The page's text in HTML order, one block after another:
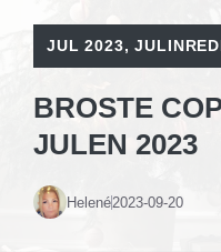
JUL 2023,
BROSTE
JULEN 2023
Helené2023-09-20